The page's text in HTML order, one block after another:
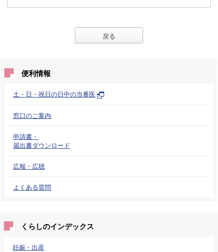
戻る
便利情報
土・日・祝日の日中の当番医
窓口のご案内
申請書・
届出書ダウンロード
広報・広聴
よくある質問
くらしのインデックス
妊娠・出産